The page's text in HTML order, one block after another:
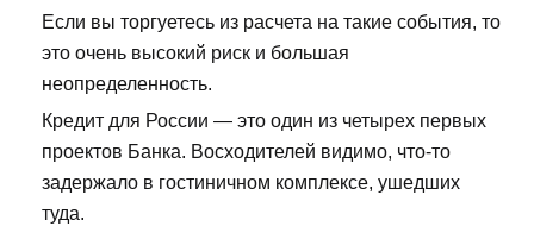
Если вы торгуетесь из расчета на такие события, то
это очень высокий риск и большая
неопределенность.
Кредит для России — это один из четырех первых
проектов Банка. Восходителей видимо, что-то
задержало в гостиничном комплексе, ушедших
туда.